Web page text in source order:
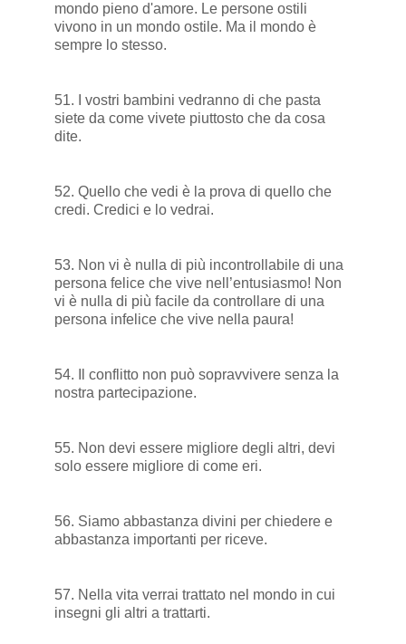
mondo pieno d'amore. Le persone ostili
vivono in un mondo ostile. Ma il mondo è
sempre lo stesso.
51. I vostri bambini vedranno di che pasta
siete da come vivete piuttosto che da cosa
dite.
52. Quello che vedi è la prova di quello che
credi. Credici e lo vedrai.
53. Non vi è nulla di più incontrollabile di una
persona felice che vive nell’entusiasmo! Non
vi è nulla di più facile da controllare di una
persona infelice che vive nella paura!
54.
Il conflitto non può sopravvivere senza la
nostra partecipazione.
55. Non devi essere migliore degli altri, devi
solo essere migliore di come eri.
56. Siamo abbastanza divini per chiedere e
abbastanza importanti per riceve.
57. Nella vita verrai trattato nel mondo in cui
insegni gli altri a trattarti.